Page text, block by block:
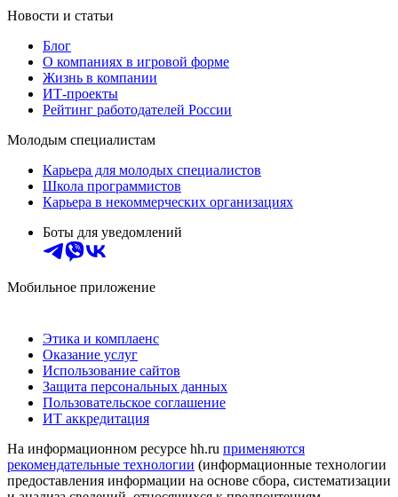
Новости и статьи
Блог
О компаниях в игровой форме
Жизнь в компании
ИТ-проекты
Рейтинг работодателей России
Молодым специалистам
Карьера для молодых специалистов
Школа программистов
Карьера в некоммерческих организациях
Боты для уведомлений
Мобильное приложение
Этика и комплаенс
Оказание услуг
Использование сайтов
Защита персональных данных
Пользовательское соглашение
ИТ аккредитация
На информационном ресурсе hh.ru применяются
рекомендательные технологии (информационные технологии
предоставления информации на основе сбора, систематизации